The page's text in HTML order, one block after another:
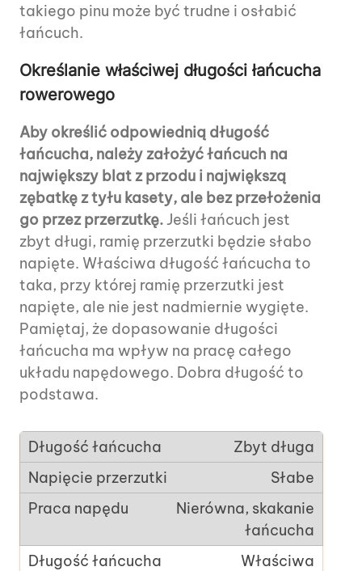
takiego pinu może być trudne i osłabić
łańcuch.
Określanie właściwej długości łańcucha
rowerowego
Aby określić odpowiednią długość
łańcucha, należy założyć łańcuch na
największy blat z przodu i największą
zębatkę z tyłu kasety, ale bez przełożenia
go przez przerzutkę.Jeśli łańcuch jest
zbyt długi, ramię przerzutki będzie słabo
napięte. Właściwa długość łańcucha to
taka, przy której ramię przerzutki jest
napięte, ale nie jest nadmiernie wygięte.
Pamiętaj, że dopasowanie długości
łańcucha ma wpływ na pracę całego
układu napędowego. Dobra długość to
podstawa.
Zbyt długa
Słabe
Nierówna, skakanie
łańcucha
Właściwa